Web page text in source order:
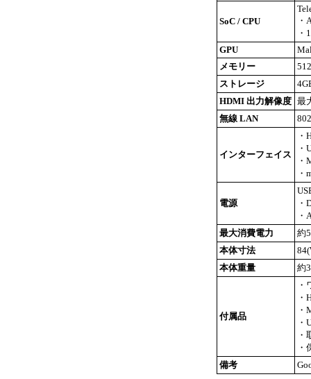
SoC / CPU
・
・
GPU
メモリー
ストレージ
HDMI 出力解像度 最
無線 LAN
インターフェイス
・
・
・
・
電源
・
・
最大消費電力
約
本体寸法
本体重量
約
付属品
・
・
・
・
・
・
備考